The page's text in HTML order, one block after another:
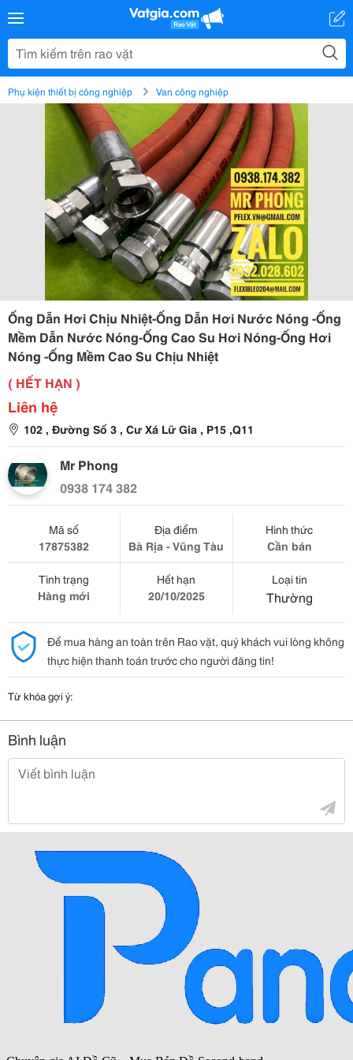
Phụ kiện thiết bị công nghiệp Van công nghiệp
Ống Dẫn Hơi Chịu Nhiệt-Ống Dẫn Hơi Nước Nóng -Ống
Mềm Dẫn Nước Nóng-Ống Cao Su Hơi Nóng-Ống Hơi
Nóng -Ống Mềm Cao Su Chịu Nhiệt
( HẾT HẠN )
Liên hệ
102 , Đường Số 3 , Cư Xá Lữ Gia , P15 ,Q11
Mr Phong
0938 174 382
Mã số
17875382
Địa điểm
Bà Rịa - Vũng Tàu
Hình thức
Cần bán
Tình trạng
Hàng mới
Hết hạn
20/10/2025
Loại tin
Thường
Để mua hàng an toàn trên Rao vặt, quý khách vui lòng không
thực hiện thanh toán trước cho người đăng tin!
Từ khóa gợi ý:
Bình luận